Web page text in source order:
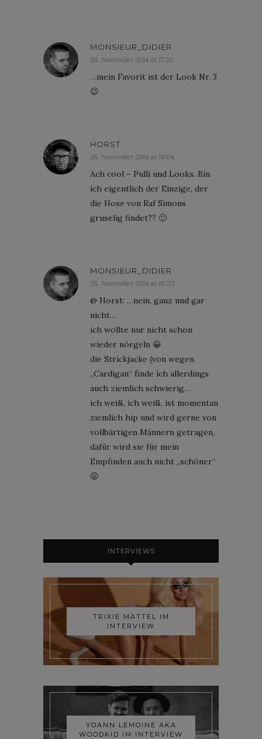
MONSIEUR_DIDIER
28. November 2014 at 17:20
…mein Favorit ist der Look Nr. 3
😉
HORST
28. November 2014 at 18:04
Ach cool – Pulli und Looks. Bin
ich eigentlich der Einzige, der
die Hose von Raf Simons
gruselig findet?? 🙂
MONSIEUR_DIDIER
28. November 2014 at 18:33
@ Horst: …nein, ganz und gar
nicht…
ich wollte nur nicht schon
wieder nörgeln 😀
die Strickjacke (von wegen
„Cardigan“ finde ich allerdings
auch ziemlich schwierig…
ich weiß, ich weiß, ist momentan
ziemlich hip und wird gerne von
vollbärtigen Männern getragen,
dafür wird sie für mein
Empfinden auch nicht „schöner“
😛
INTERVIEWS
TRIXIE MATTEL IM
INTERVIEW
YOANN LEMOINE AKA
WOODKID IM INTERVIEW